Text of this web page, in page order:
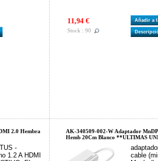
11,94 €
Stock : 90
Añadir a
2.0 Hembra
-
1.2 A HDMI
AK-340509-002-W Adaptador
Hemb 20Cm Blanco **ULTIMAS
cable